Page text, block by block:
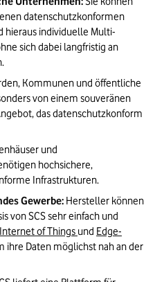
datenschutzkonformen
hieraus individuelle Multi-
sich dabei langfristig an
Kommunen und öffentliche
von einem souveränen
das datenschutzkonform
und
hochsichere,
Infrastrukturen.
Gewerbe: Hersteller können
von SCS sehr einfach und
of Things und Edge-
ihre Daten möglichst nah an der